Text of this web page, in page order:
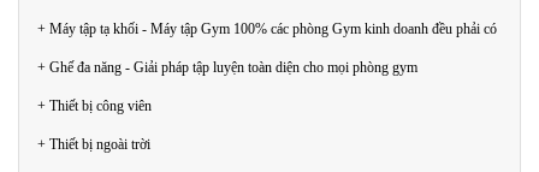
+ Máy tập tạ khối - Máy tập Gym 100% các phòng Gym kinh doanh đều phải có
+ Ghế đa năng - Giải pháp tập luyện toàn diện cho mọi phòng gym
+ Thiết bị công viên
+ Thiết bị ngoài trời